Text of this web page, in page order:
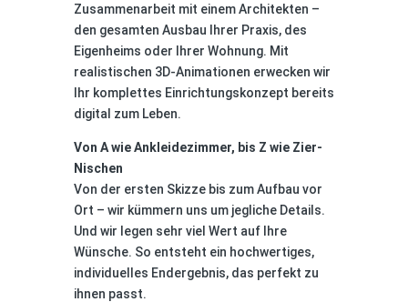
Zusammenarbeit mit einem Architekten –
den gesamten Ausbau Ihrer Praxis, des
Eigenheims oder Ihrer Wohnung. Mit
realistischen 3D-Animationen erwecken wir
Ihr komplettes Einrichtungskonzept bereits
digital zum Leben.
Von A wie Ankleidezimmer, bis Z wie Zier-
Nischen
Von der ersten Skizze bis zum Aufbau vor
Ort – wir kümmern uns um jegliche Details.
Und wir legen sehr viel Wert auf Ihre
Wünsche. So entsteht ein hochwertiges,
individuelles Endergebnis, das perfekt zu
ihnen passt.